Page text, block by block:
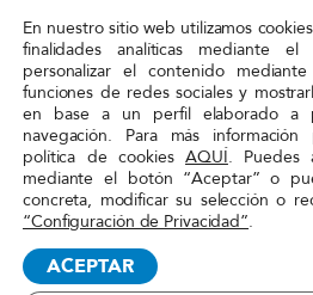
Red
Acoge
Inicio»Transformación»
En nuestro sitio web utilizamos
finalidades analíticas mediante
personalizar el contenido
funciones de redes sociales y
en base a un perfil elaborado a
navegación. Para más
política de cookiesAQUÍ. Puedes
mediante el botón “Aceptar” o
concreta, modificar su selección o
“Configuración de Privacidad”.
ACEPTAR